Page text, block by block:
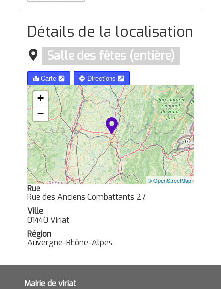
Détails de la localisation
Salle des fêtes (entière)
Carte Directions
+
−
© OpenStreetMap
Rue
Rue des Anciens Combattants 27
Ville
01440 Viriat
Région
Auvergne-Rhône-Alpes
Mairie de viriat